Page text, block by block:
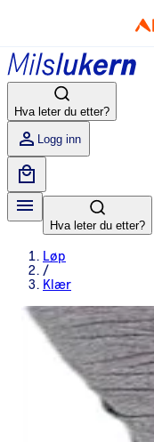
Hva leter du etter?
Logg inn
Hva leter du etter?
Løp
/
Klær